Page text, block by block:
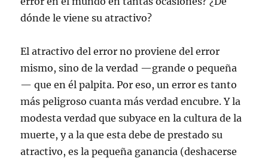
dónde le viene su atractivo?
El atractivo del error no proviene del error
mismo, sino de la verdad —grande o pequeña
— que en él palpita. Por eso, un error es tanto
más peligroso cuanta más verdad encubre. Y la
modesta verdad que subyace en la cultura de la
muerte, y a la que esta debe de prestado su
atractivo, es la pequeña ganancia (deshacerse